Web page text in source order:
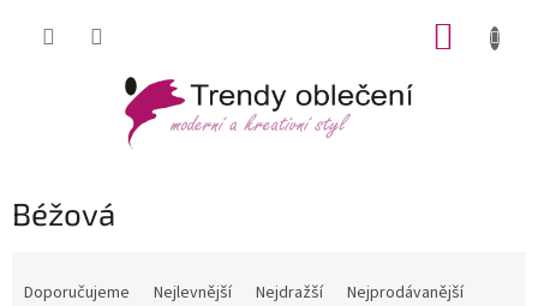
Béžová
Doporučujeme Nejlevnější Nejdražší
Nejprodávanější